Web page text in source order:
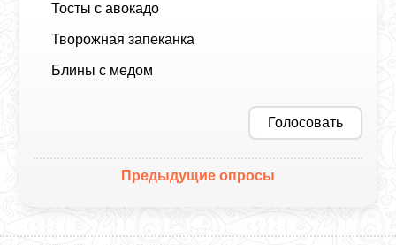
Тосты с авокадо
Творожная запеканка
Блины с медом
Голосовать
Предыдущие опросы